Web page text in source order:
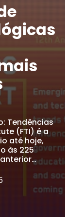
Tendências
(FTI) é a
até hoje,
às 225